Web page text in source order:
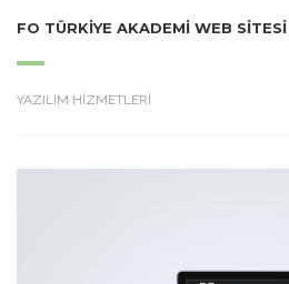
FO TÜRKIYE AKADEMI WEB SITESI
YAZILIM HİZMETLERİ